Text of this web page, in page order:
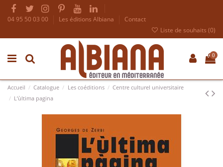
04 95 50 03 00 Les éditions Albiana
Contact
Liste de souhaits (0)
0
Accueil Catalogue Les coéditions
Centre culturel universitaire
L’ùltima pagina